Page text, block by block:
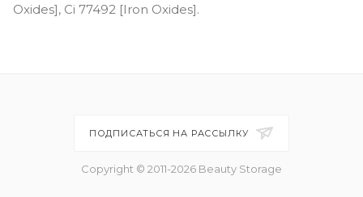
Oxides], Ci 77492 [Iron Oxides].
ПОДПИСАТЬСЯ НА РАССЫЛКУ
Copyright © 2011-2026 Beauty Storage